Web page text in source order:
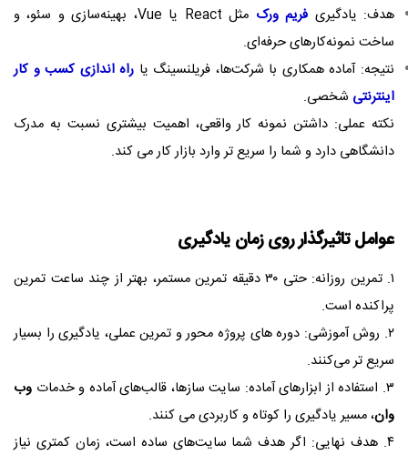
هدف: یادگیری فریم‌ ورک‌
مثل React یا Vue، بهینه‌سازی و سئو، و
ساخت نمونه‌کارهای حرفه‌ای.
نتیجه: آماده همکاری با شرکت‌ها، فریلنسینگ یا راه‌ اندازی کسب‌ و کار
اینترنتی شخصی.
نکته عملی: داشتن نمونه‌ کار واقعی، اهمیت بیشتری نسبت به مدرک
دانشگاهی دارد و شما را سریع‌ تر وارد بازار کار می‌ کند.
عوامل تاثیرگذار روی زمان یادگیری
۱. تمرین روزانه: حتی ۳۰ دقیقه تمرین مستمر، بهتر از چند ساعت تمرین
پراکنده است.
۲. روش آموزشی: دوره‌ های پروژه محور و تمرین عملی، یادگیری را بسیار
سریع‌ تر می‌کنند.
۳. استفاده از ابزارهای آماده: سایت‌ سازها، قالب‌های آماده و خدمات
وب
وان، مسیر یادگیری را کوتاه و کاربردی می‌ کنند.
۴. هدف نهایی: اگر هدف شما سایت‌های ساده است، زمان کمتری نیاز